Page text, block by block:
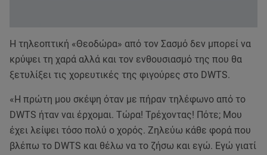
Η τηλεοπτική «Θεοδώρα» από τον Σασμό δεν μπορεί να
κρύψει τη χαρά αλλά και τον ενθουσιασμό της που θα
ξετυλίξει τις χορευτικές της φιγούρες στο DWTS.
«Η πρώτη μου σκέψη όταν με πήραν τηλέφωνο από το
DWTS ήταν ναι έρχομαι. Τώρα! Τρέχοντας! Πότε; Μου
έχει λείψει τόσο πολύ ο χορός. Ζηλεύω κάθε φορά που
βλέπω το DWTS και θέλω να το ζήσω και εγώ. Εγώ γιατί